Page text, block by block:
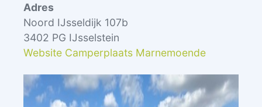
Adres
Noord IJsseldijk 107b
3402 PG IJsselstein
Website Camperplaats Marnemoende